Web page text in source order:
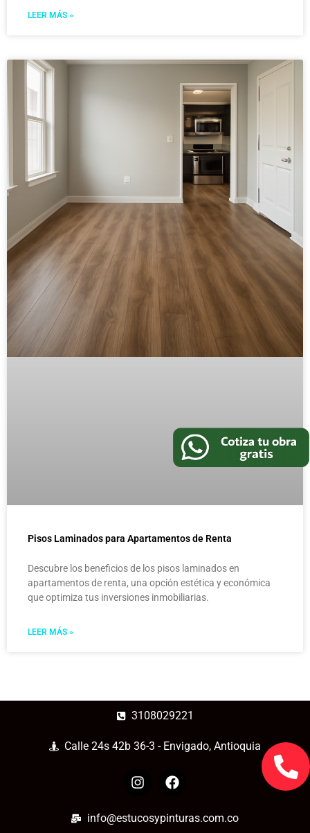
LEER MÁS »
Pisos Laminados para Apartamentos de Renta
Descubre los beneficios de los pisos laminados en
apartamentos de renta, una opción estética y económica
que optimiza tus inversiones inmobiliarias.
LEER MÁS »
3108029221
Calle 24s 42b 36-3 - Envigado, Antioquia
info@estucosypinturas.com.co